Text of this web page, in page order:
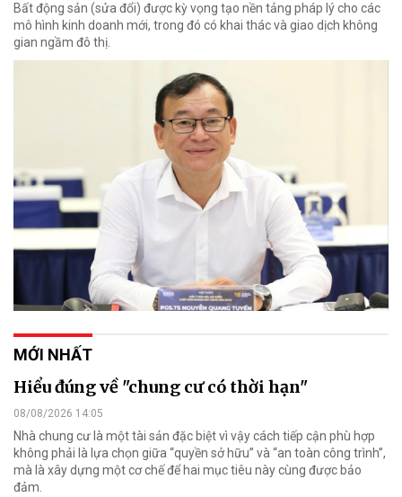
Bất động sản (sửa đổi) được kỳ vọng tạo nền tảng pháp lý cho các
mô hình kinh doanh mới, trong đó có khai thác và giao dịch không
gian ngầm đô thị.
MỚI NHẤT
Hiểu đúng về "chung cư có thời hạn"
08/08/2026 14:05
Nhà chung cư là một tài sản đặc biệt vì vậy cách tiếp cận phù hợp
không phải là lựa chọn giữa “quyền sở hữu” và “an toàn công trình”,
mà là xây dựng một cơ chế để hai mục tiêu này cùng được bảo
đảm.